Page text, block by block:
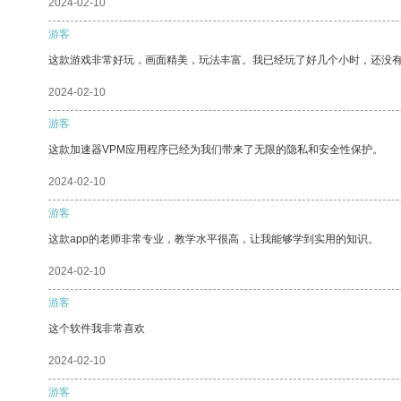
2024-02-10
游客
这款游戏非常好玩，画面精美，玩法丰富。我已经玩了好几个小时，还没
2024-02-10
游客
这款加速器VPM应用程序已经为我们带来了无限的隐私和安全性保护。
2024-02-10
游客
这款app的老师非常专业，教学水平很高，让我能够学到实用的知识。
2024-02-10
游客
这个软件我非常喜欢
2024-02-10
游客